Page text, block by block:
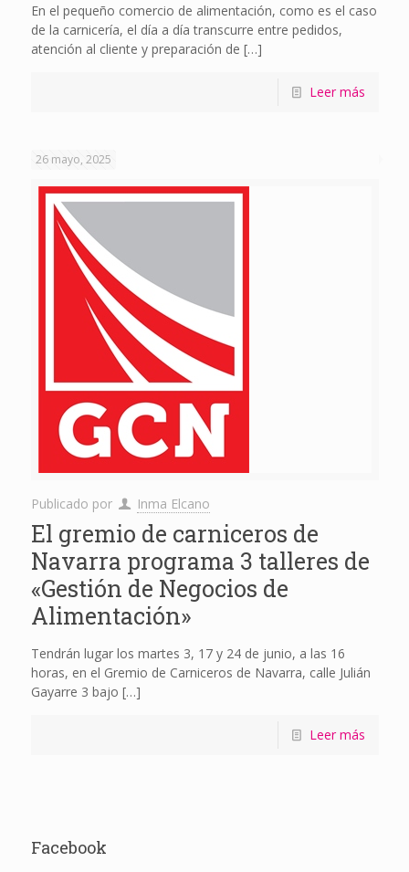
En el pequeño comercio de alimentación, como es el caso
de la carnicería, el día a día transcurre entre pedidos,
atención al cliente y preparación de […]
Leer más
26 mayo, 2025
Publicado por Inma Elcano
El gremio de carniceros de
Navarra programa 3 talleres de
«Gestión de Negocios de
Alimentación»
Tendrán lugar los martes 3, 17 y 24 de junio, a las 16
horas, en el Gremio de Carniceros de Navarra, calle Julián
Gayarre 3 bajo […]
Leer más
Facebook